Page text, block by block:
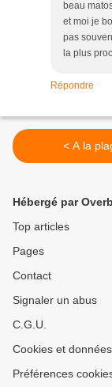
beau
et moi je
pas
la plus
Répondre
< A la
Hébergé par
Top articles
Pages
Contact
Signaler un abus
C.G.U.
Cookies et
Préférences